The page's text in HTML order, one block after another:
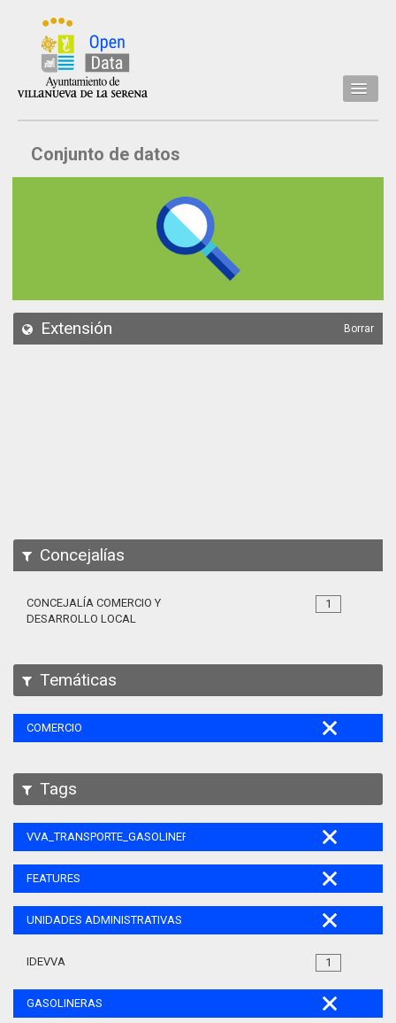
Inicio
Datos
API
Conjunto de datos
Extensión Borrar
Concejalías
1
CONCEJALÍA COMERCIO Y
DESARROLLO LOCAL
Temáticas
COMERCIO
Tags
VVA_TRANSPORTE_GASOLINERAS_105
FEATURES
UNIDADES ADMINISTRATIVAS
1
IDEVVA
GASOLINERAS